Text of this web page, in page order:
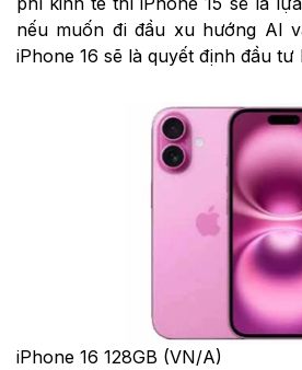
nếu muốn đi đầu xu hướng AI
iPhone 16 sẽ là quyết định đầu
iPhone 16 128GB (VN/A)